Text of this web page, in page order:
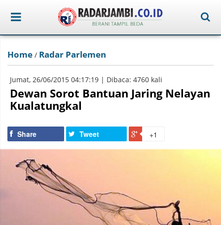
Home / Radar Parlemen
Jumat, 26/06/2015 04:17:19 | Dibaca: 4760 kali
Dewan Sorot Bantuan Jaring Nelayan
Kualatungkal
Share Tweet +1